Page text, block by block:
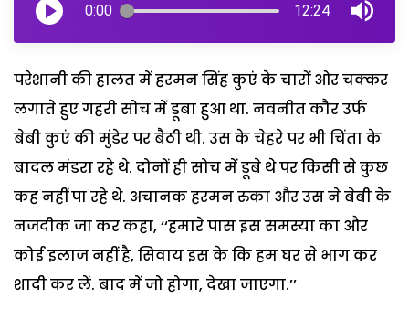
0:00 12:24
परेशानी की हालत में हरमन सिंह कुएं के चारों ओर चक्कर
लगाते हुए गहरी सोच में डूबा हुआ था. नवनीत कौर उर्फ
बेबी कुएं की मुंडेर पर बैठी थी. उस के चेहरे पर भी चिंता के
बादल मंडरा रहे थे. दोनों ही सोच में डूबे थे पर किसी से कुछ
कह नहीं पा रहे थे. अचानक हरमन रुका और उस ने बेबी के
नजदीक जा कर कहा, ‘‘हमारे पास इस समस्या का और
कोई इलाज नहीं है, सिवाय इस के कि हम घर से भाग कर
शादी कर लें. बाद में जो होगा, देखा जाएगा.’’